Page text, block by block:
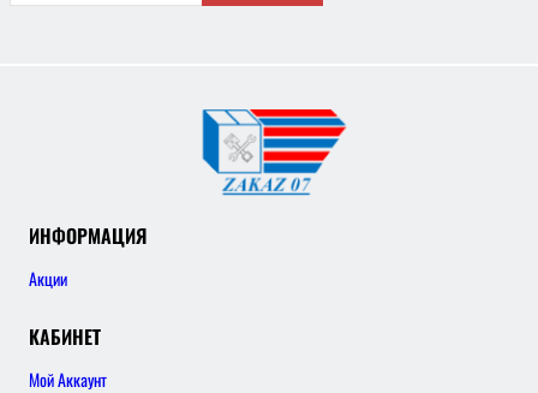
ИНФОРМАЦИЯ
Акции
КАБИНЕТ
Мой Аккаунт